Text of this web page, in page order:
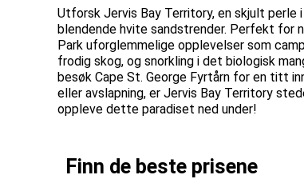
Utforsk Jervis Bay Territory, en skjult perle
blendende hvite sandstrender. Perfekt for
Park uforglemmelige opplevelser som
frodig skog, og snorkling i det biologisk
besøk Cape St. George Fyrtårn for en titt
eller avslapning, er Jervis Bay Territory
oppleve dette paradiset ned under!
Finn de beste prisene